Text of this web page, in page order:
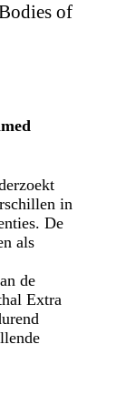
of
in
De
als
de
Extra